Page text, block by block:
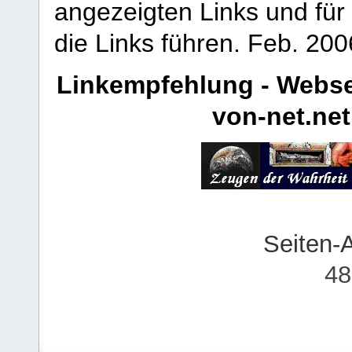
angezeigten Links und
die Links führen. Feb.
Linkempfehlung -
von-net.net
Seiten-